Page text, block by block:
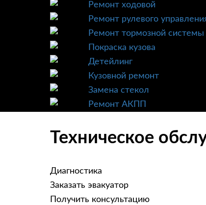
Ремонт ходовой
Ремонт рулевого
Ремонт тормозной системы
Покраска кузова
Детейлинг
Кузовной ремонт
Замена стекол
Ремонт АКПП
Техническое
Диагностика
Заказать эвакуатор
Получить консультацию